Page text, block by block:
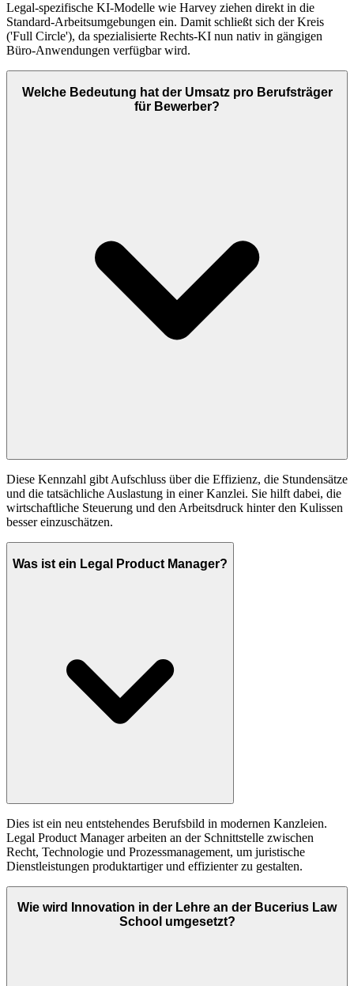
Legal-spezifische KI-Modelle wie Harvey ziehen direkt in die
Standard-Arbeitsumgebungen ein. Damit schließt sich der Kreis
('Full Circle'), da spezialisierte Rechts-KI nun nativ in gängigen
Büro-Anwendungen verfügbar wird.
Welche Bedeutung hat der Umsatz pro Berufsträger
für Bewerber?
Diese Kennzahl gibt Aufschluss über die Effizienz, die Stundensätze
und die tatsächliche Auslastung in einer Kanzlei. Sie hilft dabei, die
wirtschaftliche Steuerung und den Arbeitsdruck hinter den Kulissen
besser einzuschätzen.
Was ist ein Legal Product Manager?
Dies ist ein neu entstehendes Berufsbild in modernen Kanzleien.
Legal Product Manager arbeiten an der Schnittstelle zwischen
Recht, Technologie und Prozessmanagement, um juristische
Dienstleistungen produktartiger und effizienter zu gestalten.
Wie wird Innovation in der Lehre an der Bucerius Law
School umgesetzt?